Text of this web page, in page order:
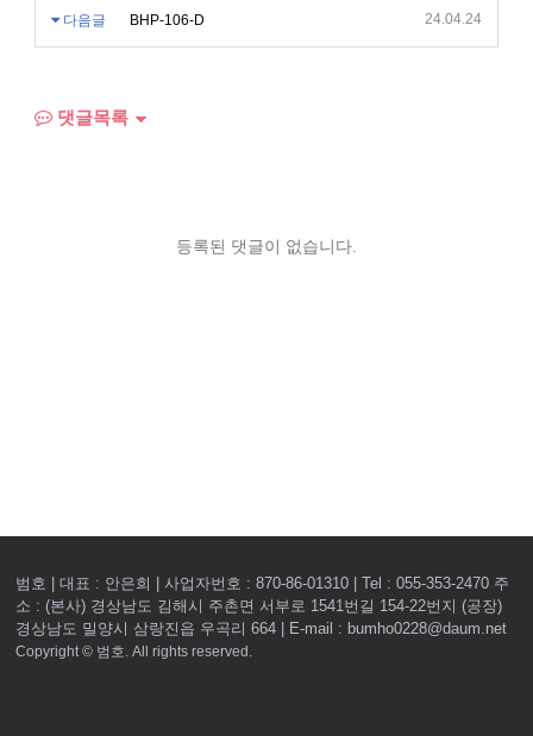
다음글 BHP-106-D 24.04.24
댓글목록
등록된 댓글이 없습니다.
범호 | 대표 : 안은희 | 사업자번호 : 870-86-01310 | Tel : 055-353-2470 주
소 : (본사) 경상남도 김해시 주촌면 서부로 1541번길 154-22번지 (공장)
경상남도 밀양시 삼랑진읍 우곡리 664 | E-mail : bumho0228@daum.net
Copyright © 범호. All rights reserved.